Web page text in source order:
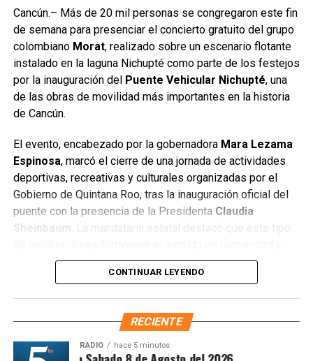
en Estados Unidos, Canadá, Brasil, Japón, Corea del Sur,
Alemania, Francia y Reino Unido, entre otros países. La
agencia del grupo confirmó que se evalúan nuevas fechas
para 2027 debido a la alta demanda registrada en diversas
ciudades.
Con este regreso, BTS reafirma su impacto cultural y su
consolidándose como uno de los fenómenos musicales
más influyentes de la última década. Su presencia en
México dejó una huella significativa tanto para los
seguidores como para la industria del entretenimiento.
Fuente: 5to Poder Agencia de Noticias.
Cancún.– Más de 20 mil personas se congregaron este fin
de semana para presenciar el concierto gratuito del grupo
colombiano Morat, realizado sobre un escenario flotante
instalado en la laguna Nichupté como parte de los festejos
por la inauguración del Puente Vehicular Nichupté, una
de las obras de movilidad más importantes en la historia
de Cancún.
El evento, encabezado por la gobernadora Mara Lezama
Espinosa, marcó el cierre de una jornada de actividades
deportivas, recreativas y culturales organizadas por el
Gobierno de Quintana Roo, tras la inauguración oficial del
puente con la presencia de la Presidenta Claudia
Sheinbaum
. La mandataria estatal destacó que este tipo
permiten que las familias disfruten de espacios seguros y
CONTINUAR LEYENDO
RECIENTE
RADIO hace 5 minutos